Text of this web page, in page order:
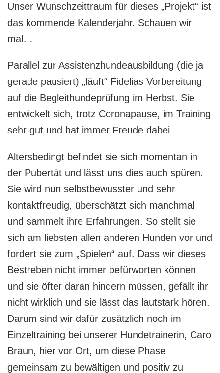
Unser Wunschzeittraum für dieses „Projekt“ ist
das kommende Kalenderjahr. Schauen wir
mal…
Parallel zur Assistenzhundeausbildung (die ja
gerade pausiert) „läuft“ Fidelias Vorbereitung
auf die Begleithundeprüfung im Herbst. Sie
entwickelt sich, trotz Coronapause, im Training
sehr gut und hat immer Freude dabei.
Altersbedingt befindet sie sich momentan in
der Pubertät und lässt uns dies auch spüren.
Sie wird nun selbstbewusster und sehr
kontaktfreudig, überschätzt sich manchmal
und sammelt ihre Erfahrungen. So stellt sie
sich am liebsten allen anderen Hunden vor und
fordert sie zum „Spielen“ auf. Dass wir dieses
Bestreben nicht immer befürworten können
und sie öfter daran hindern müssen, gefällt ihr
nicht wirklich und sie lässt das lautstark hören.
Darum sind wir dafür zusätzlich noch im
Einzeltraining bei unserer Hundetrainerin, Caro
Braun, hier vor Ort, um diese Phase
gemeinsam zu bewältigen und positiv zu